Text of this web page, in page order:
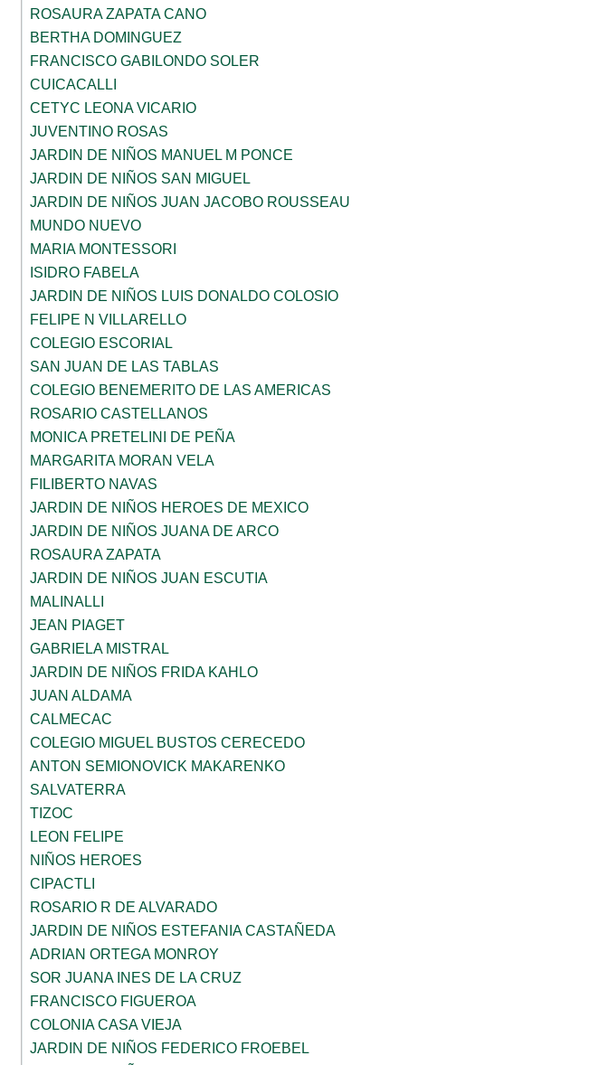
ROSAURA ZAPATA CANO
BERTHA DOMINGUEZ
FRANCISCO GABILONDO SOLER
CUICACALLI
CETYC LEONA VICARIO
JUVENTINO ROSAS
JARDIN DE NIÑOS MANUEL M PONCE
JARDIN DE NIÑOS SAN MIGUEL
JARDIN DE NIÑOS JUAN JACOBO ROUSSEAU
MUNDO NUEVO
MARIA MONTESSORI
ISIDRO FABELA
JARDIN DE NIÑOS LUIS DONALDO COLOSIO
FELIPE N VILLARELLO
COLEGIO ESCORIAL
SAN JUAN DE LAS TABLAS
COLEGIO BENEMERITO DE LAS AMERICAS
ROSARIO CASTELLANOS
MONICA PRETELINI DE PEÑA
MARGARITA MORAN VELA
FILIBERTO NAVAS
JARDIN DE NIÑOS HEROES DE MEXICO
JARDIN DE NIÑOS JUANA DE ARCO
ROSAURA ZAPATA
JARDIN DE NIÑOS JUAN ESCUTIA
MALINALLI
JEAN PIAGET
GABRIELA MISTRAL
JARDIN DE NIÑOS FRIDA KAHLO
JUAN ALDAMA
CALMECAC
COLEGIO MIGUEL BUSTOS CERECEDO
ANTON SEMIONOVICK MAKARENKO
SALVATERRA
TIZOC
LEON FELIPE
NIÑOS HEROES
CIPACTLI
ROSARIO R DE ALVARADO
JARDIN DE NIÑOS ESTEFANIA CASTAÑEDA
ADRIAN ORTEGA MONROY
SOR JUANA INES DE LA CRUZ
FRANCISCO FIGUEROA
COLONIA CASA VIEJA
JARDIN DE NIÑOS FEDERICO FROEBEL